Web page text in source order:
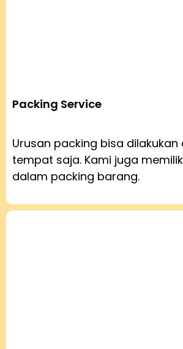
Packing Service
Urusan packing bisa
tempat saja. Kami juga
dalam packing barang.